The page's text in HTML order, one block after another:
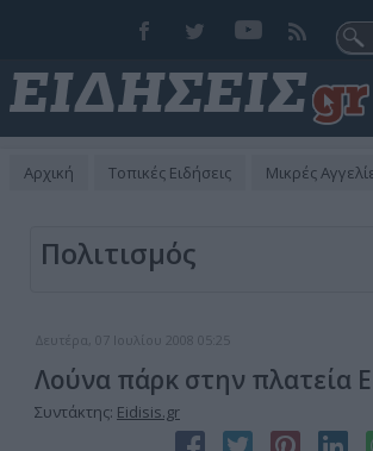
Αρχική Τοπικές Ειδήσεις Μικρές
Πολιτισμός
Δευτέρα, 07 Ιουλίου 2008 05:25
Λούνα πάρκ στην πλατεία
Συντάκτης: Eidisis.gr